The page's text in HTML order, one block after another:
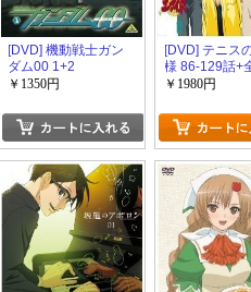
[DVD] 機動戦士ガン
ダム00 1+2
￥1350円
[DVD] テニス
様 86-129話+
会 1-26話
￥1980円